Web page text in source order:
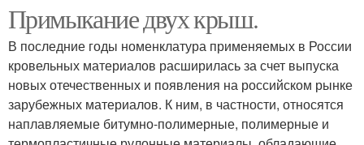
Примыкание двух крыш.
В последние годы номенклатура применяемых в России
кровельных материалов расширилась за счет выпуска
новых отечественных и появления на российском рынке
зарубежных материалов. К ним, в частности, относятся
наплавляемые битумно-полимерные, полимерные и